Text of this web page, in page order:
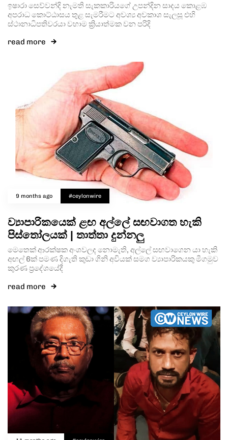
ඉෂාරා සෙව්වන්දි නැමති සැකකාරියගේ උපන්දින සාදය කොළඹ
අපරාධ කොට්ඨාසය තුළ සැමරීමට අවශ්‍ය අවකාශ සැලසූ එහි
ස්ථානාධිපතිවරයා වහාම ක්‍රියාත්මක වන පරිදි
read more
9 months ago #ceylonwire
ව්‍යාපාරිකයෙක් ළඟ අල්ලේ සඟවාගත හැකි
පිස්තෝලයක් | තාත්තා දුන්නලු
මෙතෙක් ආරක්ෂක අංශවලද නොමැති, අල්ලේ සඟවාගෙන යා හැකි
අඟල් 6ක් පමණ දිගැති කුඩා ගිනි අවියක් සමග ව්‍යාපාරිකයකු මීගමුව
කුරණ ප්‍රදේශයේදී
read more